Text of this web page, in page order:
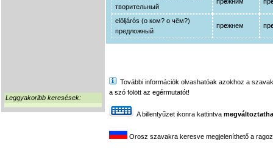
Leggyakoribb keresések:
творительный
elöljárós (о ком? о чём?)
предложный
прежнем пр
További információk olvashatóak azokhoz a
a szó fölött az egérmutatót!
A billentyűzet ikonra kattintva
Orosz szavakra keresve megjeleníthető a